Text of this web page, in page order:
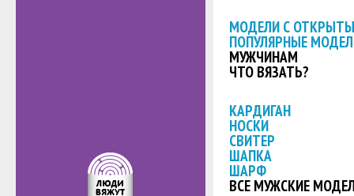
МОДЕЛИ С
ПОПУЛЯРНЫЕ
МУЖЧИНАМ
ЧТО ВЯЗАТЬ?
КАРДИГАН
НОСКИ
СВИТЕР
ШАПКА
ШАРФ
ВСЕ МУЖСКИЕ